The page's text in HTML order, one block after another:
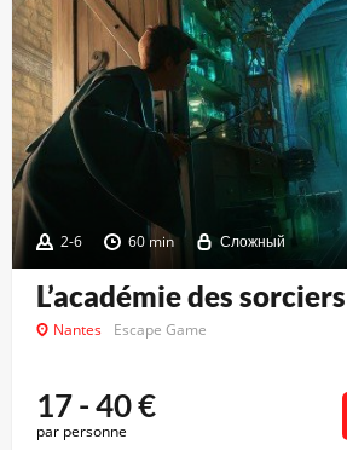
2-6 60 min Сложный
L’académie des sorciers
Nantes Escape Game
17 - 40€
par personne